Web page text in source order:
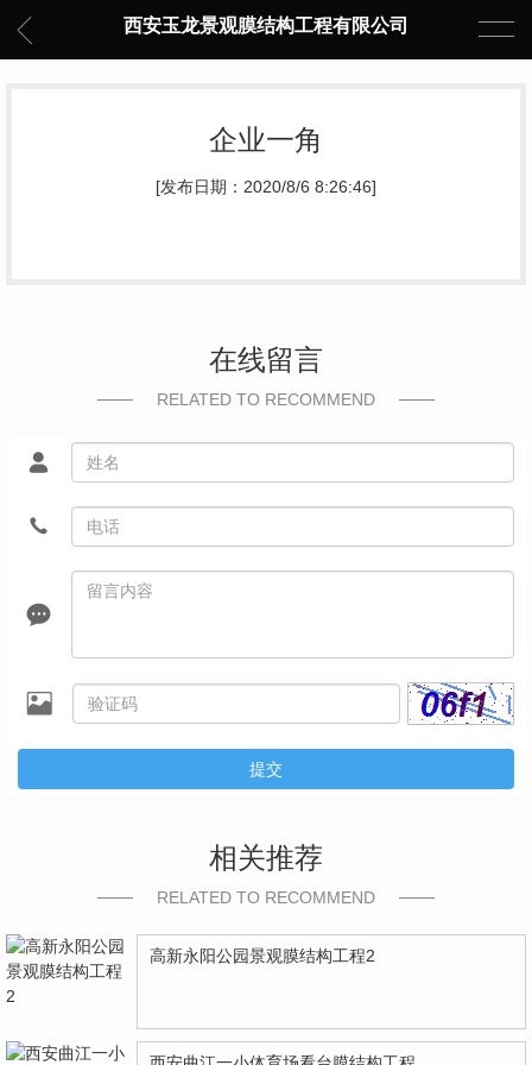
西安玉龙景观膜结构工程有限公司
企业一角
[发布日期：2020/8/6 8:26:46]
在线留言
RELATED TO RECOMMEND
提交
相关推荐
RELATED TO RECOMMEND
高新永阳公园景观膜结构工程2